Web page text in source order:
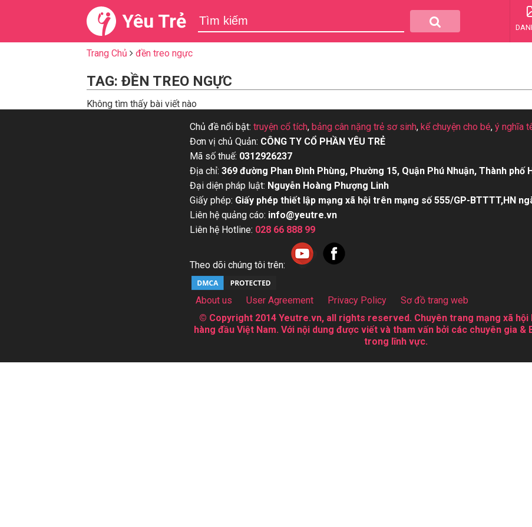
Yêu Trẻ
Trang Chủ đền treo ngực
TAG: ĐỀN TREO NGỰC
Không tìm thấy bài viết nào
Chủ đề nổi bật: truyện cổ tích, bảng cân nặng trẻ sơ sinh, kể chuyện cho bé, ý nghĩa
Đơn vị chủ Quản: CÔNG TY CỔ PHẦN YÊU TRẺ
Mã số thuế: 0312926237
Địa chỉ: 369 đường Phan Đình Phùng, Phường 15, Quận Phú Nhuận, Thành phố
Đại diện pháp luật: Nguyễn Hoàng Phượng Linh
Giấy phép: Giấy phép thiết lập mạng xã hội trên mạng số 555/GP-BTTTT,HN
Liên hệ quảng cáo: info@yeutre.vn
Liên hệ Hotline: 028 66 888 99
Theo dõi chúng tôi trên:
About us User Agreement Privacy Policy
Sơ đồ trang web
© Copyright 2014 Yeutre.vn, all rights reserved. Chuyên trang mạng xã hội
hàng đầu Việt Nam. Với nội dung được viết và tham vấn bởi các chuyên gia &
trong lĩnh vực.